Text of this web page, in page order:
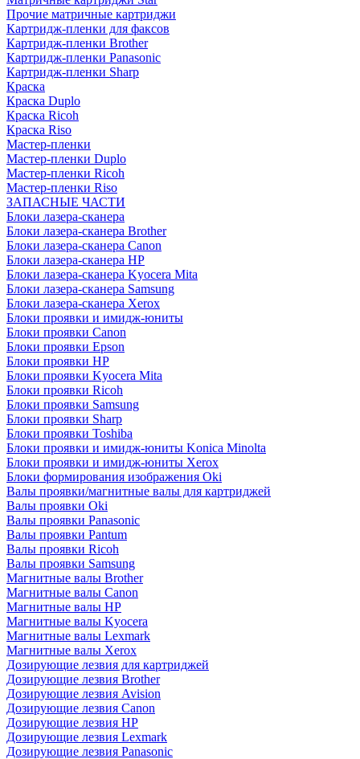
Прочие матричные картриджи
Картридж-пленки для факсов
Картридж-пленки Brother
Картридж-пленки Panasonic
Картридж-пленки Sharp
Краска
Краска Duplo
Краска Ricoh
Краска Riso
Мастер-пленки
Мастер-пленки Duplo
Мастер-пленки Ricoh
Мастер-пленки Riso
ЗАПАСНЫЕ ЧАСТИ
Блоки лазера-сканера
Блоки лазера-сканера Brother
Блоки лазера-сканера Canon
Блоки лазера-сканера HP
Блоки лазера-сканера Kyocera Mita
Блоки лазера-сканера Samsung
Блоки лазера-сканера Xerox
Блоки проявки и имидж-юниты
Блоки проявки Canon
Блоки проявки Epson
Блоки проявки HP
Блоки проявки Kyocera Mita
Блоки проявки Ricoh
Блоки проявки Samsung
Блоки проявки Sharp
Блоки проявки Toshiba
Блоки проявки и имидж-юниты Konica Minolta
Блоки проявки и имидж-юниты Xerox
Блоки формирования изображения Oki
Валы проявки/магнитные валы для картриджей
Валы проявки Oki
Валы проявки Panasonic
Валы проявки Pantum
Валы проявки Ricoh
Валы проявки Samsung
Магнитные валы Brother
Магнитные валы Canon
Магнитные валы HP
Магнитные валы Kyocera
Магнитные валы Lexmark
Магнитные валы Xerox
Дозирующие лезвия для картриджей
Дозирующие лезвия Brother
Дозирующие лезвия Avision
Дозирующие лезвия Canon
Дозирующие лезвия HP
Дозирующие лезвия Lexmark
Дозирующие лезвия Panasonic